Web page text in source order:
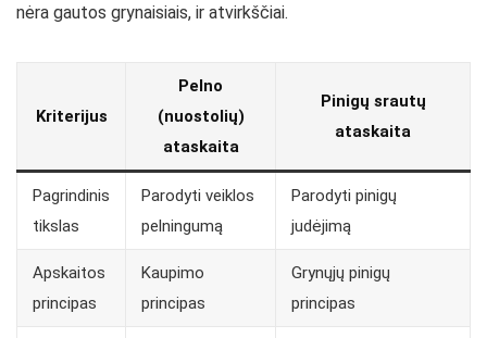
nėra gautos grynaisiais, ir atvirkščiai.
Kriterijus
Pelno
(nuostolių)
ataskaita
Pinigų srautų
ataskaita
Pagrindinis
tikslas
Parodyti veiklos
pelningumą
Parodyti pinigų
judėjimą
Apskaitos
principas
Kaupimo
principas
Grynųjų pinigų
principas